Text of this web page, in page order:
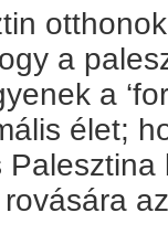
a
a
élet;